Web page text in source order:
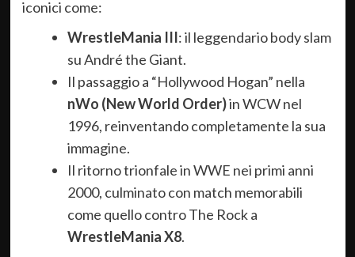
iconici come:
WrestleMania III: il leggendario body slam
su André the Giant.
Il passaggio a “Hollywood Hogan” nella
nWo (New World Order)in WCW nel
1996, reinventando completamente la sua
immagine.
Il ritorno trionfale in WWE nei primi anni
2000, culminato con match memorabili
come quello contro The Rock a
WrestleMania X8.